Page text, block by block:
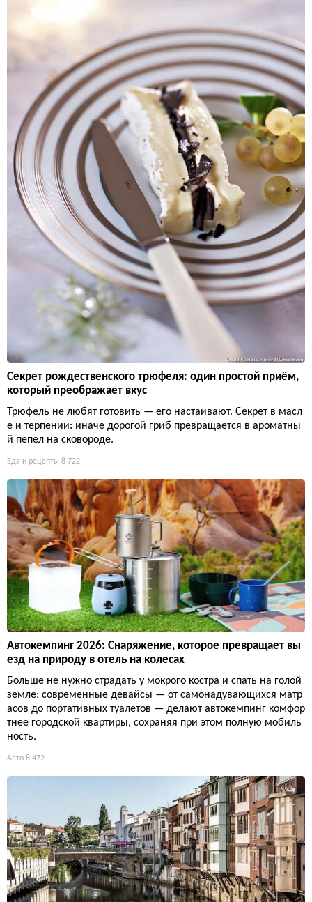
Секрет рождественского трюфеля: один простой приём,
который преображает вкус
Трюфель не любят готовить — его настаивают. Секрет в масл
е и терпении: иначе дорогой гриб превращается в ароматны
й пепел на сковороде.
Еда и рецепты 8 722
Автокемпинг 2026: Снаряжение, которое превращает вы
езд на природу в отель на колесах
Больше не нужно страдать у мокрого костра и спать на голой
земле: современные девайсы — от самонадувающихся матр
асов до портативных туалетов — делают автокемпинг комфор
тнее городской квартиры, сохраняя при этом полную мобиль
ность.
Авто 8 472